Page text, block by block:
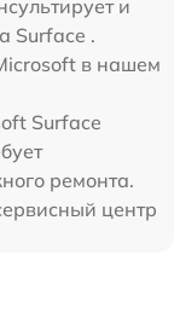
и
Surface .
в нашем
Surface
ремонта.
центр